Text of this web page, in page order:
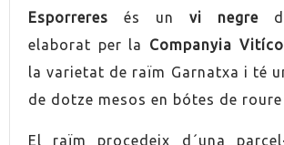
VOLUM 75cl
GRADUACIÓ 14,5%
Esporreres és un vi negre
elaborat per la Companyia
la varietat de raïm Garnatxa i té
de dotze mesos en bótes de
El raïm procedeix d´una